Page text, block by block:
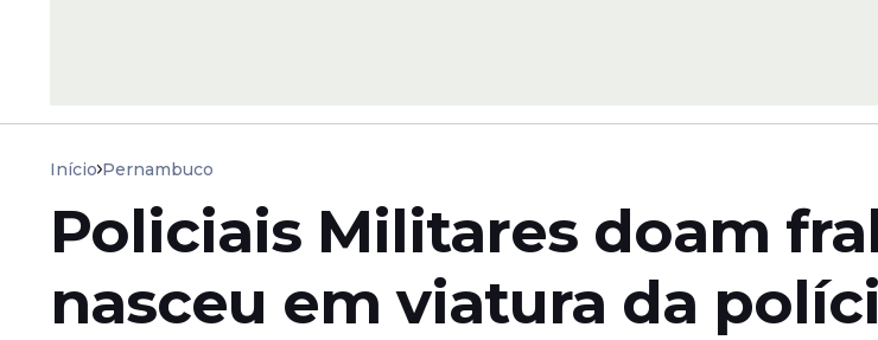
Início Pernambuco
Policiais Militares doam
nasceu em viatura da